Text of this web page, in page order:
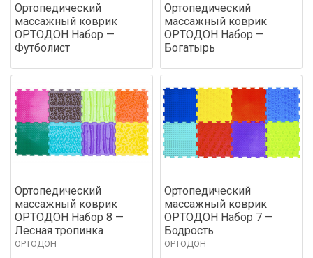
Ортопедический
массажный коврик
ОРТОДОН Набор —
Футболист
Ортопедический
массажный коврик
ОРТОДОН Набор —
Богатырь
Ортопедический
массажный коврик
ОРТОДОН Набор 8 —
Лесная тропинка
ОРТОДОН
Ортопедический
массажный коврик
ОРТОДОН Набор 7 —
Бодрость
ОРТОДОН